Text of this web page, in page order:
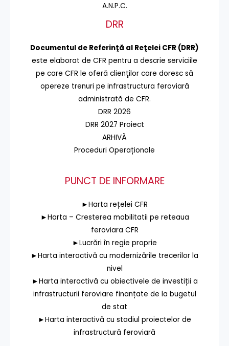
A.N.P.C.
DRR
Documentul de Referinţă al Reţelei CFR (DRR)
este elaborat de CFR pentru a descrie serviciile
pe care CFR le oferă clienţilor care doresc să
opereze trenuri pe infrastructura feroviară
administrată de CFR.
DRR 2026
DRR 2027 Proiect
ARHIVĂ
Proceduri Operaționale
PUNCT DE INFORMARE
►Harta rețelei CFR
►Harta – Cresterea mobilitatii pe reteaua
feroviara CFR
►Lucrări în regie proprie
►Harta interactivă cu modernizările trecerilor la
nivel
►Harta interactivă cu obiectivele de investiții a
infrastructurii feroviare finanțate de la bugetul
de stat
►Harta interactivă cu stadiul proiectelor de
infrastructură feroviară